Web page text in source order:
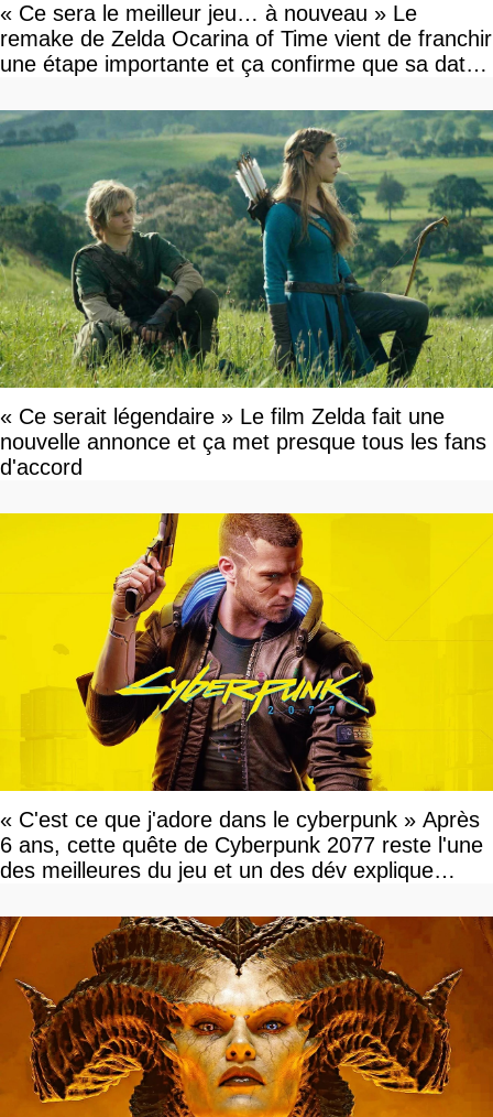
« Ce sera le meilleur jeu… à nouveau » Le
remake de Zelda Ocarina of Time vient de franchir
une étape importante et ça confirme que sa date
« Ce serait légendaire » Le film Zelda fait une
nouvelle annonce et ça met presque tous les fans
d'accord
« C'est ce que j'adore dans le cyberpunk » Après
6 ans, cette quête de Cyberpunk 2077 reste l'une
des meilleures du jeu et un des dév explique